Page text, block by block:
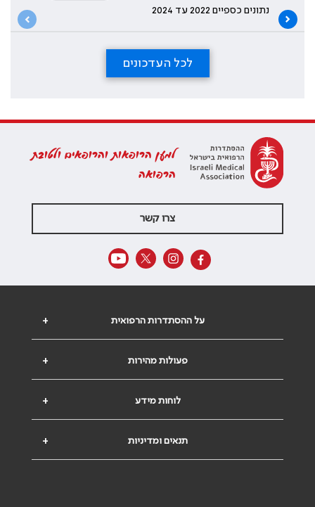
נתונים כספיים 2022 עד 2024
לכל העדכונים
למען הרופאות והרופאים ולטובת
הרפואה
צרו קשר
+ על ההסתדרות הרפואית
+ פעולות מהירות
+ לוחות מידע
+ תנאים ומדיניות